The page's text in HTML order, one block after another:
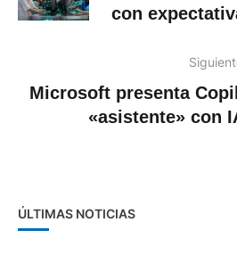
con
regreso de
Microsoft presenta
«asistente» con
ÚLTIMAS NOTICIAS